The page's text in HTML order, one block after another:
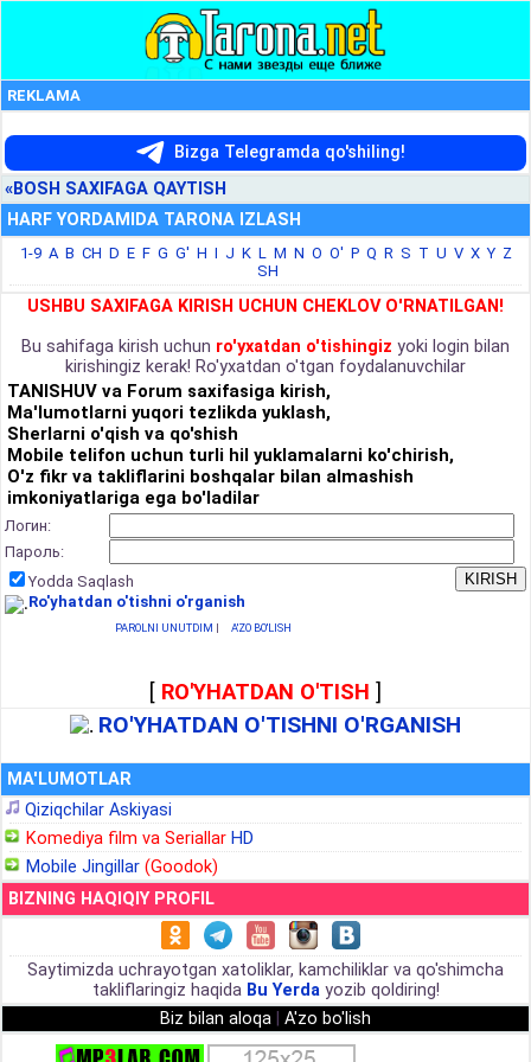
REKLAMA
Bizga Telegramda qo'shiling!
«BOSH SAXIFAGA QAYTISH
HARF YORDAMIDA TARONA IZLASH
1-9 A B CH D E F G G' H I J K L M N O O' P Q R S T U V X Y Z
SH
USHBU SAXIFAGA KIRISH UCHUN CHEKLOV O'RNATILGAN!
Bu sahifaga kirish uchun ro'yxatdan o'tishingiz yoki login bilan
kirishingiz kerak! Ro'yxatdan o'tgan foydalanuvchilar
TANISHUV va Forum saxifasiga kirish,
Ma'lumotlarni yuqori tezlikda yuklash,
Sherlarni o'qish va qo'shish
Mobile telifon uchun turli hil yuklamalarni ko'chirish,
O'z fikr va takliflarini boshqalar bilan almashish
imkoniyatlariga ega bo'ladilar
Логин:
Пароль:
Yodda Saqlash
Ro'yhatdan o'tishni o'rganish
PAROLNI UNUTDIM | A'ZO BO'LISH
[ RO'YHATDAN O'TISH ]
RO'YHATDAN O'TISHNI O'RGANISH
MA'LUMOTLAR
Qiziqchilar Askiyasi
Komediya film va Seriallar HD
Mobile Jingillar (Goodok)
BIZNING HAQIQIY PROFIL
Saytimizda uchrayotgan xatoliklar, kamchiliklar va qo'shimcha
takliflaringiz haqida Bu Yerdayozib qoldiring!
Biz bilan aloqa
A'zo bo'lish